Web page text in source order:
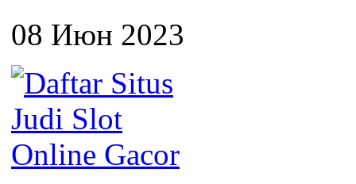
08 Июн 2023